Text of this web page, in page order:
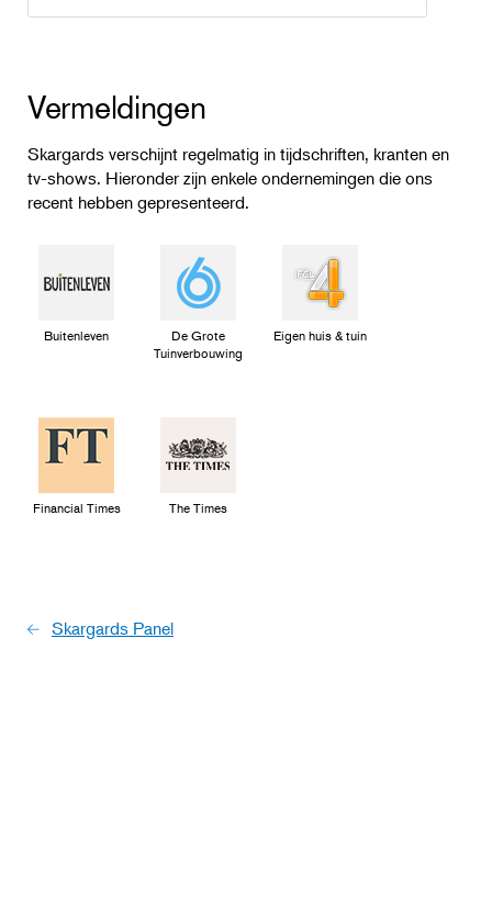
Vermeldingen
Skargards verschijnt regelmatig in tijdschriften, kranten en
tv-shows. Hieronder zijn enkele ondernemingen die ons
recent hebben gepresenteerd.
Buitenleven
De Grote
Tuinverbouwing
Eigen huis & tuin
Financial Times The Times
Skargards Panel